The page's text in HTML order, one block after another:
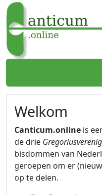
Spring naar hoofdtekst
Welkom
Canticum.online is
de drie
bisdommen van
geroepen om er
op te delen.